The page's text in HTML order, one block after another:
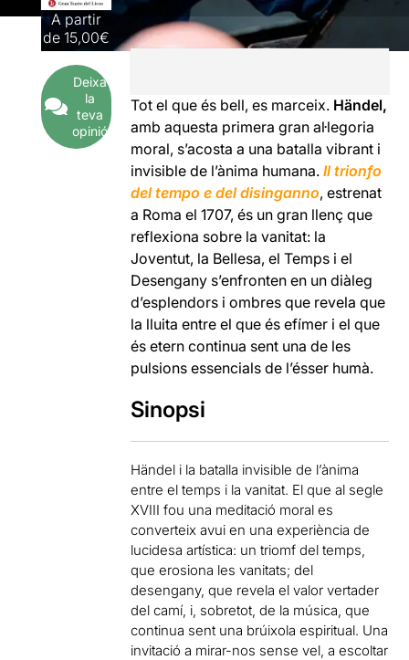
A partir
de 15,00€
Deixa
la
teva
opinió
Tot el que és bell, es marceix. Händel,
amb aquesta primera gran al·legoria
moral, s’acosta a una batalla vibrant i
invisible de l’ànima humana. Il trionfo
del tempo e del disinganno, estrenat
a Roma el 1707, és un gran llenç que
reflexiona sobre la vanitat: la
Joventut, la Bellesa, el Temps i el
Desengany s’enfronten en un diàleg
d’esplendors i ombres que revela que
la lluita entre el que és efímer i el que
és etern continua sent una de les
pulsions essencials de l’ésser humà.
Sinopsi
Händel i la batalla invisible de l’ànima
entre el temps i la vanitat. El que al segle
XVIII fou una meditació moral es
converteix avui en una experiència de
lucidesa artística: un triomf del temps,
que erosiona les vanitats; del
desengany, que revela el valor vertader
del camí, i, sobretot, de la música, que
continua sent una brúixola espiritual. Una
invitació a mirar-nos sense vel, a escoltar